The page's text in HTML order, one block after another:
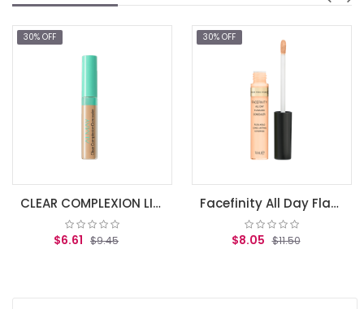
CLEAR COMPLEXION LIGHT MEDIUM
$9.45
Facefinity All Day Flawless Concealer (030)
$11.50